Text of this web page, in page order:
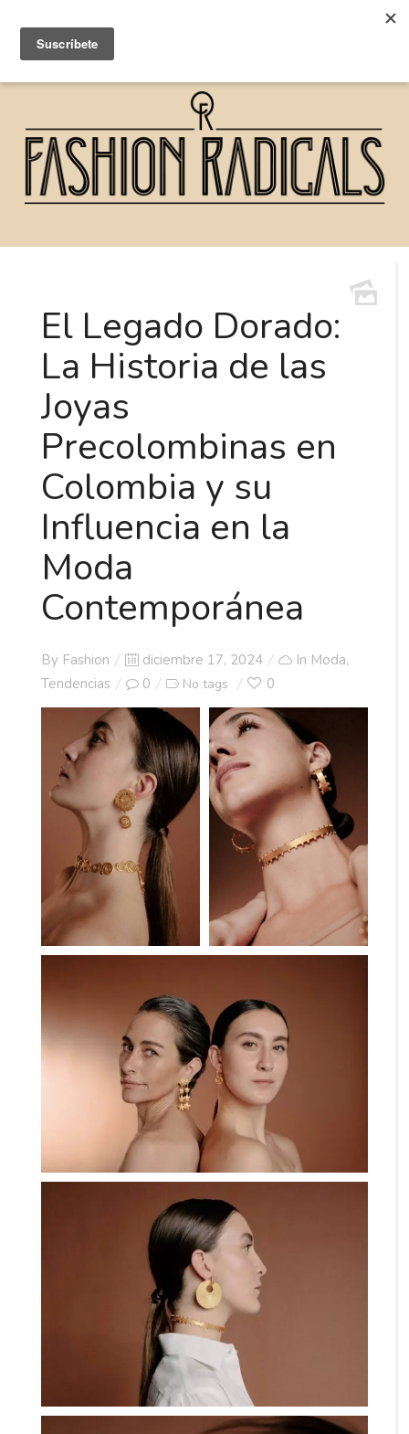
El Legado Dorado:
La Historia de las
Joyas
Precolombinas en
Colombia y su
Influencia en la
Moda
Contemporánea
By Fashion
Posted
on
diciembre 17, 2024 In Moda,
Tendencias
0 No tags 0